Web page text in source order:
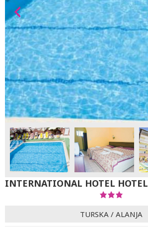
INTERNATIONAL HOTEL HOTEL
TURSKA / ALANJA